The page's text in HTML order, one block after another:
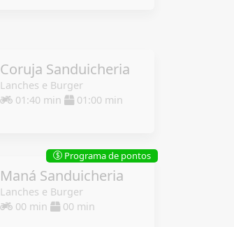
Coruja Sanduicheria
Lanches e Burger
01:40 min
01:00 min
Maná Sanduicheria
Lanches e Burger
00 min
00 min
$ Programa de pontos